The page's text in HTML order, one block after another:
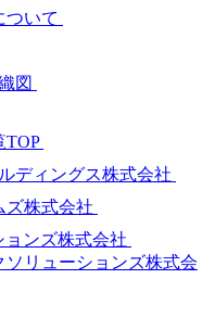
ついて
図
TOP
ディングス株式会社
ズ株式会社
ンズ株式会社
ソリューションズ株式会